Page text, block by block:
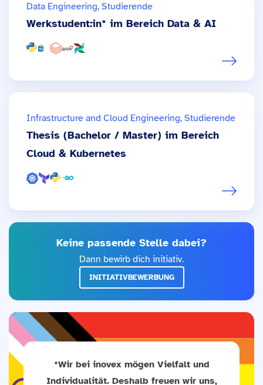
Data Engineering, Studierende
Werkstudent:in* im Bereich Data & AI
Infrastructure and Cloud Engineering, Studierende
Thesis (Bachelor / Master) im Bereich
Cloud & Kubernetes
Keine passende Stelle dabei?
Dann bewirb dich initiativ.
INITIATIVBEWERBUNG
*Wir bei inovex mögen Vielfalt und
Individualität. Deshalb freuen wir uns,